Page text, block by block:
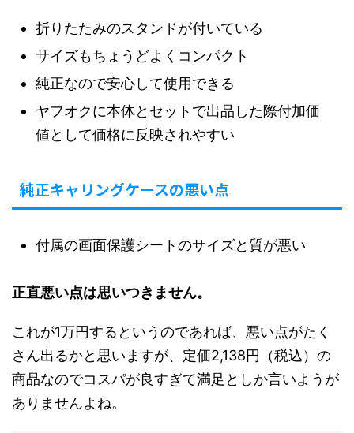
折りたたみのスタンドが付いている
サイズもちょうどよくコンパクト
純正なので安心して使用できる
ヤフオクに本体とセットで出品した際付加価
値として価格に反映されやすい
純正キャリングケースの悪い点
付属の画面保護シートのサイズと質が悪い
正直悪い点は思いつきません。
これが1万円するというのであれば、悪い点がたく
さん出るかと思いますが、定価2,138円（税込）の
商品なのでコスパが良すぎて満足としか言いようが
ありませんよね。